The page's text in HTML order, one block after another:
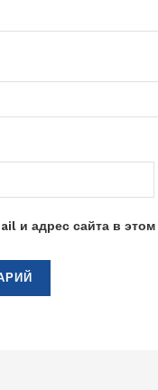
и адрес сайта в